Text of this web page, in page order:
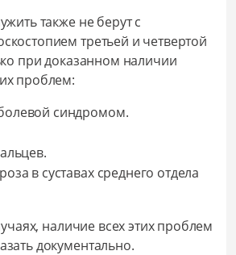
также не берут с
третьей и четвертой
при доказанном наличии
проблем:
синдромом.
в суставах среднего отдела
наличие всех этих проблем
документально.